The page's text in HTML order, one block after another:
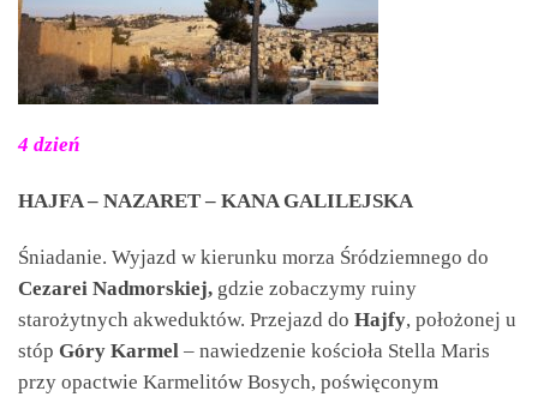
4 dzień
HAJFA – NAZARET – KANA GALILEJSKA
Śniadanie. Wyjazd w kierunku morza Śródziemnego do
Cezarei Nadmorskiej, gdzie zobaczymy ruiny
starożytnych akweduktów. Przejazd do Hajfy, położonej u
stóp Góry Karmel – nawiedzenie kościoła Stella Maris
przy opactwie Karmelitów Bosych, poświęconym